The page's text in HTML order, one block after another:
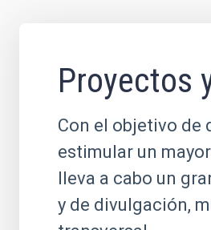
Proyectos
Con el objetivo de
estimular un
lleva a cabo un
y de divulgación,